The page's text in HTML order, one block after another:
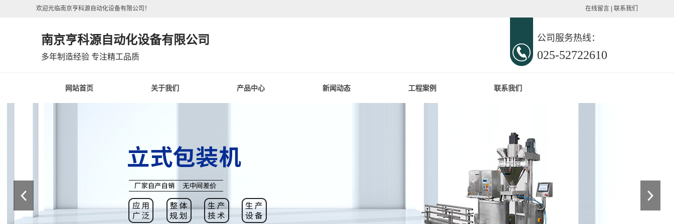
欢迎光临南京亨科源自动化设备有限公司！ 在线留言 联系我们
南京亨科源自动化设备有限公司
多年制造经验 专注精工品质
公司服务热线：
025-52722610
网站首页 关于我们 产品中心 新闻动态 工程案例 联系我们